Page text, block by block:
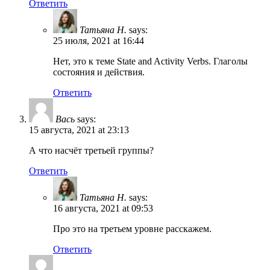
Ответить
Татьяна Н. says:
25 июля, 2021 at 16:44
Нет, это к теме State and Activity Verbs. Глаголы
состояния и действия.
Ответить
Вась says:
15 августа, 2021 at 23:13
А что насчёт третьей группы?
Ответить
Татьяна Н. says:
16 августа, 2021 at 09:53
Про это на третьем уровне расскажем.
Ответить